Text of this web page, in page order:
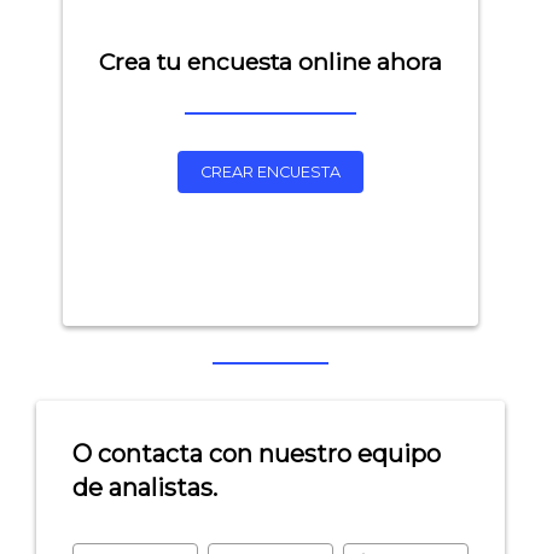
- Artículos destacados
- Consejos para tu encuesta
- Encuestas de NPS
- Encuestas de recursos humanos
Crea tu encuesta online ahora
CREAR ENCUESTA
O contacta con nuestro equipo
de analistas.